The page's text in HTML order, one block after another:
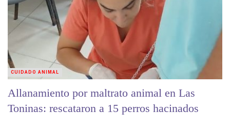
Allanamiento por maltrato animal en Las
Toninas: rescataron a 15 perros hacinados
CUIDADO ANIMAL